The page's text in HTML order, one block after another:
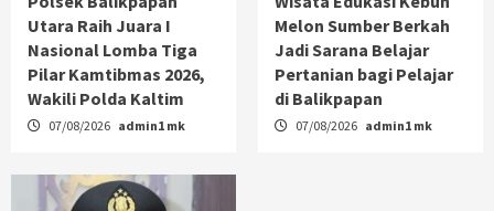
Utara Raih Juara I
Nasional Lomba Tiga
Pilar Kamtibmas 2026,
Wakili Polda Kaltim
07/08/2026 admin1 mk
Melon Sumber Berkah
Jadi Sarana Belajar
Pertanian bagi Pelajar
di Balikpapan
07/08/2026 admin1 mk